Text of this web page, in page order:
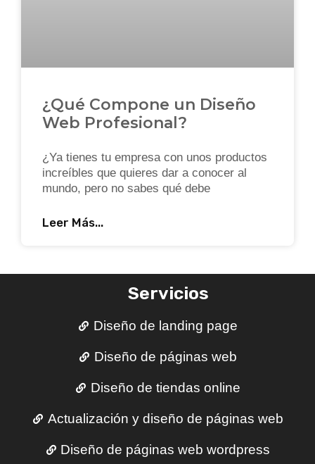
¿Qué Compone un Diseño
Web Profesional?
¿Ya tienes tu empresa con unos productos
increíbles que quieres dar a conocer al
mundo, pero no sabes qué debe
Leer Más...
Servicios
Diseño de landing page
Diseño de páginas web
Diseño de tiendas online
Actualización y diseño de páginas web
Diseño de páginas web wordpress